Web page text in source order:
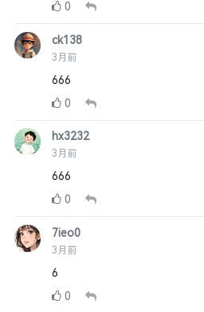
0
ck138
3月前
666
0
hx3232
3月前
666
0
7ieo0
3月前
6
0